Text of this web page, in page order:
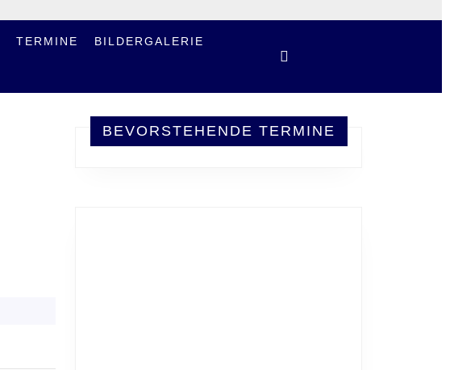
TERMINE BILDERGALERIE
BEVORSTEHENDE TERMINE